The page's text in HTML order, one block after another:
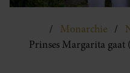
Monarchie
Prinses Margarita gaat